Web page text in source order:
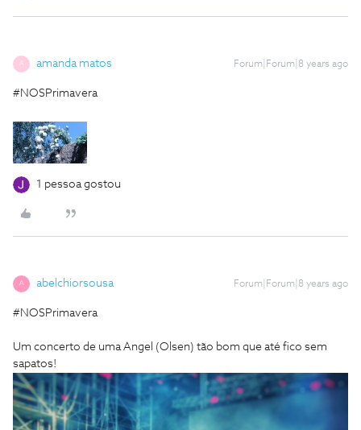
A amanda matos Forum|Forum|8 years ago
#NOSPrimavera
1 pessoa gostou
A abelchiorsousa Forum|Forum|8 years ago
#NOSPrimavera
Um concerto de uma Angel (Olsen) tão bom que até fico sem
sapatos!